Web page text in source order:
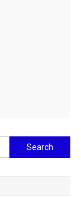
Search
for: